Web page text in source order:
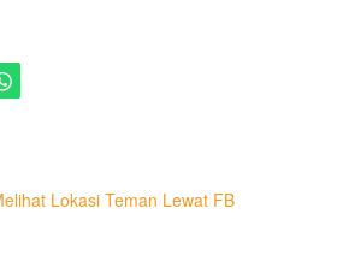
Lokasi Teman Lewat FB